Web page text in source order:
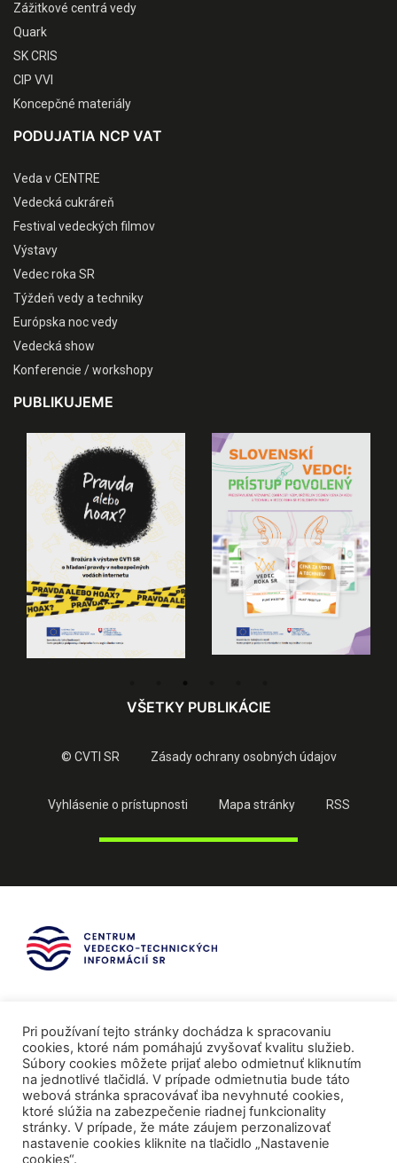
Zážitkové centrá vedy
Quark
SK CRIS
CIP VVI
Koncepčné materiály
PODUJATIA NCP VAT
Veda v CENTRE
Vedecká cukráreň
Festival vedeckých filmov
Výstavy
Vedec roka SR
Týždeň vedy a techniky
Európska noc vedy
Vedecká show
Konferencie / workshopy
PUBLIKUJEME
VŠETKY PUBLIKÁCIE
© CVTI SR Zásady ochrany osobných údajov
Vyhlásenie o prístupnosti Mapa stránky RSS
Mediálni partneri
Pri používaní tejto stránky dochádza k spracovaniu
cookies, ktoré nám pomáhajú zvyšovať kvalitu služieb.
Súbory cookies môžete prijať alebo odmietnuť kliknutím
na jednotlivé tlačidlá. V prípade odmietnutia bude táto
webová stránka spracovávať iba nevyhnuté cookies,
ktoré slúžia na zabezpečenie riadnej funkcionality
stránky. V prípade, že máte záujem perzonalizovať
nastavenie cookies kliknite na tlačidlo „Nastavenie
cookies“.